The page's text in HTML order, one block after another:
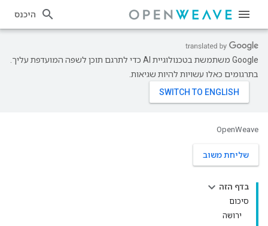
היכנס
‫Google משתמשת בטכנולוגיית AI כדי לתרגם תוכן לשפה המועדפת עליך.
בתרגומים כאלו עשויות להיות שגיאות.
OpenWeave
שליחת משוב
בדף הזה
סיכום
ירושה